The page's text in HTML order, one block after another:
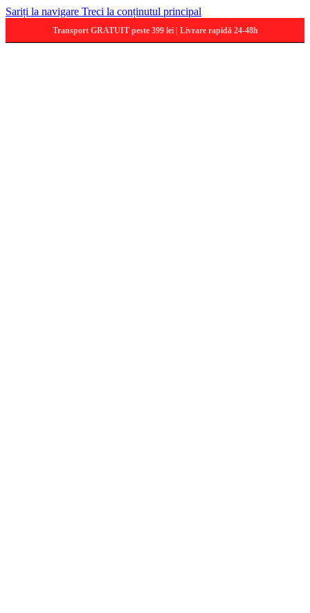
Sariți la navigare Treci la conținutul principal
Transport GRATUIT peste 399 lei | Livrare rapidă 24-48h